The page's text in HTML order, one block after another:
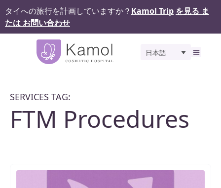
タイへの旅行を計画していますか？ Kamol Trip を見る ま
たは お問い合わせ
日本語
SERVICES TAG:
FTM Procedures